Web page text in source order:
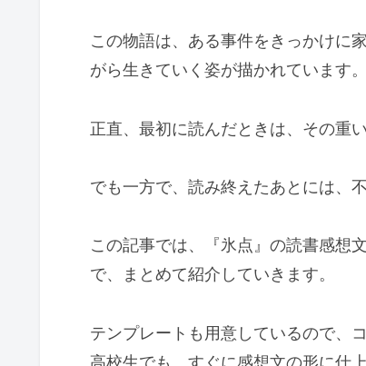
この物語は、ある事件をきっかけに
がら生きていく姿が描かれています。
正直、最初に読んだときは、その重
でも一方で、読み終えたあとには、
この記事では、『氷点』の読書感想
で、まとめて紹介していきます。
テンプレートも用意しているので、
高校生でも、すぐに感想文の形に仕